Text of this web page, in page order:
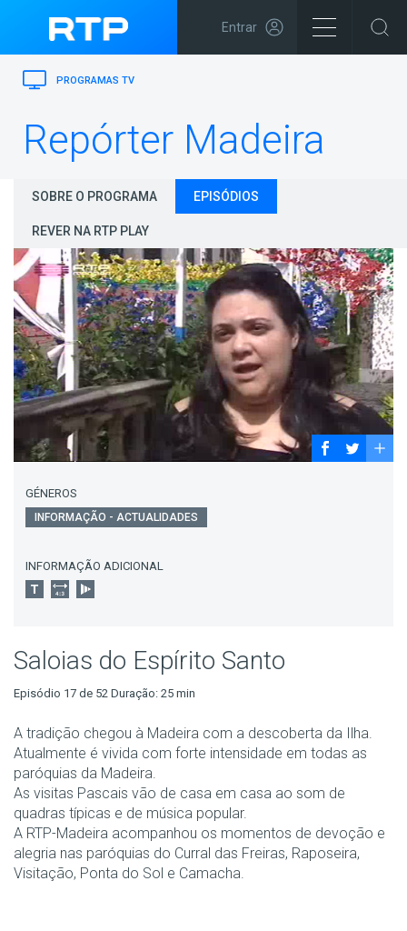
Entrar
PROGRAMAS TV
Repórter Madeira
SOBRE O PROGRAMA EPISÓDIOS
REVER NA RTP PLAY
GÉNEROS
INFORMAÇÃO - ACTUALIDADES
INFORMAÇÃO ADICIONAL
Saloias do Espírito Santo
Episódio 17 de 52 Duração: 25 min
A tradição chegou à Madeira com a descoberta da Ilha.
Atualmente é vivida com forte intensidade em todas as
paróquias da Madeira.
As visitas Pascais vão de casa em casa ao som de
quadras típicas e de música popular.
A RTP-Madeira acompanhou os momentos de devoção e
alegria nas paróquias do Curral das Freiras, Raposeira,
Visitação, Ponta do Sol e Camacha.